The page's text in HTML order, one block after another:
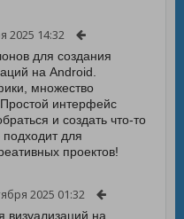
2025 14:32
для создания
на Android.
множество
интерфейс
и создать что-то
для
проектов!
2025 01:32
визуализаций на